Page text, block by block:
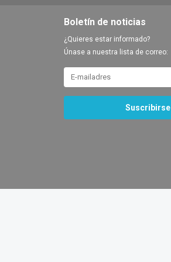
Boletín de noticias
¿Quieres estar informado?
Únase a nuestra lista de correo:
Suscribirse